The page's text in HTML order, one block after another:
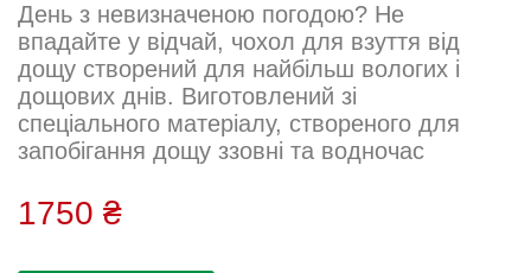
День з невизначеною погодою? Не
впадайте у відчай, чохол для взуття від
дощу створений для найбільш вологих і
дощових днів. Виготовлений зі
спеціального матеріалу, створеного для
запобігання дощу ззовні та водночас
назовні. Дуже еластичний матеріал, який
ідеально адаптується до взуття. Застібка
1750 ₴